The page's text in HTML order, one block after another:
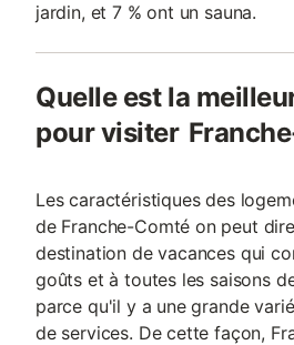
jardin, et 7 % ont un sauna.
Quelle est la
pour visiter
Les caractéristiques des
de Franche-Comté on peut
destination de vacances qui
goûts et à toutes les saisons
parce qu'il y a une grande
de services. De cette façon,